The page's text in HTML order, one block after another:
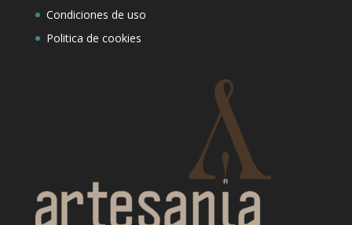
Condiciones de uso
Politica de cookies